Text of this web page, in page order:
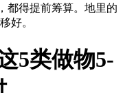
都得提前筹算。地里的
好。
5类做物5-